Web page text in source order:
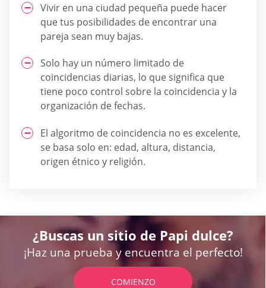
Vivir en una ciudad pequeña puede hacer
que tus posibilidades de encontrar una
pareja sean muy bajas.
Solo hay un número limitado de
coincidencias diarias, lo que significa que
tiene poco control sobre la coincidencia y la
organización de fechas.
El algoritmo de coincidencia no es excelente,
se basa solo en: edad, altura, distancia,
origen étnico y religión.
¿Buscas un sitio de Papi dulce?
¡Haz una prueba y encuentra el perfecto!
COMIENZO